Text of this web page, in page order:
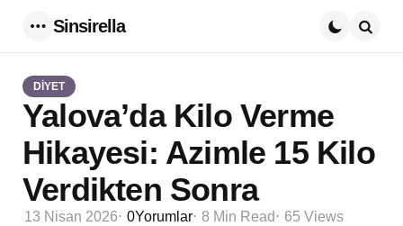
Sinsirella
DİYET
Yalova’da Kilo Verme
Hikayesi: Azimle 15 Kilo
Verdikten Sonra
13 Nisan 2026 0Yorumlar 8 Min Read 65 Views